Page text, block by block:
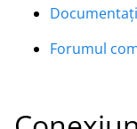
Forumul